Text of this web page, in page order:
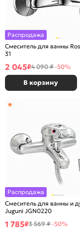
Распродажа
Смеситель для ванны
31
2 045₽4 090 ₽-50%
В корзину
Распродажа
Смеситель для ванны и
Juguni JGN0220
1 785₽3 569 ₽-50%